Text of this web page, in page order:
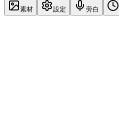
素材 設定 旁白